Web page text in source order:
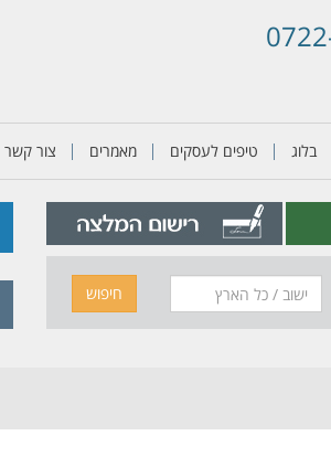
בלוג טיפים לעסקים מאמרים צור קשר
חיפוש